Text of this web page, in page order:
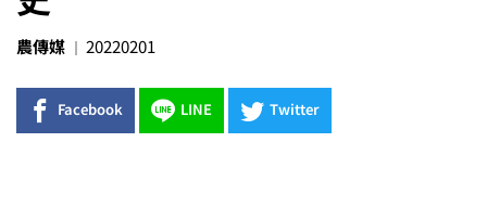
農傳媒 20220201
Facebook LINE Twitter